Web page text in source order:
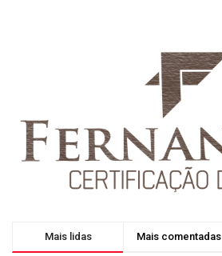
Mais lidas Mais comentadas